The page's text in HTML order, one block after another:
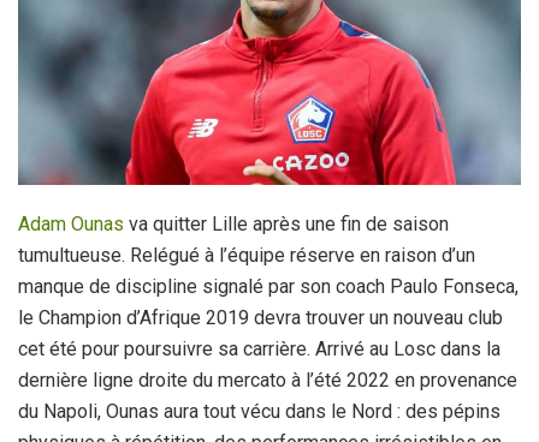
Adam Ounas va quitter Lille après une fin de saison
tumultueuse. Relégué à l’équipe réserve en raison d’un
manque de discipline signalé par son coach Paulo Fonseca,
le Champion d’Afrique 2019 devra trouver un nouveau club
cet été pour poursuivre sa carrière. Arrivé au Losc dans la
dernière ligne droite du mercato à l’été 2022 en provenance
du Napoli, Ounas aura tout vécu dans le Nord : des pépins